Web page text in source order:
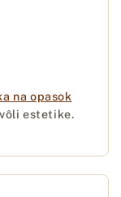
na opasok
estetike.